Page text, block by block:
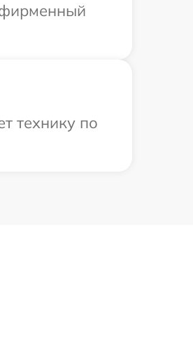
фирменный
технику по